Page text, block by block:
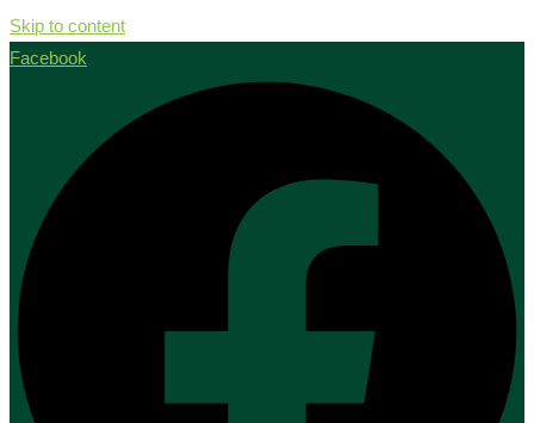
Skip to content
Facebook